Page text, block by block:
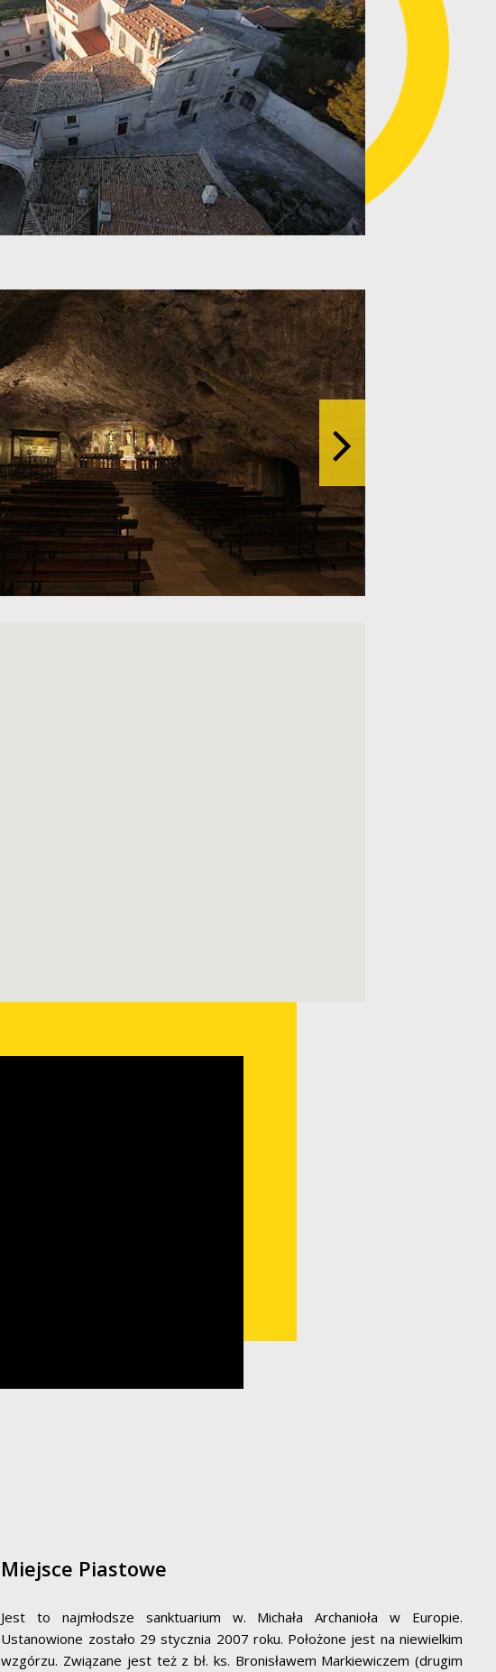
Miejsce Piastowe
Jest to najmłodsze sanktuarium w. Michała Archanioła w Europie.
Ustanowione zostało 29 stycznia 2007 roku. Położone jest na niewielkim
wzgórzu. Związane jest też z bł. ks. Bronisławem Markiewiczem (drugim